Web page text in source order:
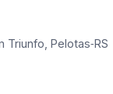
Triunfo, Pelotas‑RS